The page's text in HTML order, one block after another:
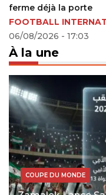
la porte
INTERNATIONAL
- 17:03
À la une
COUPE DU MONDE